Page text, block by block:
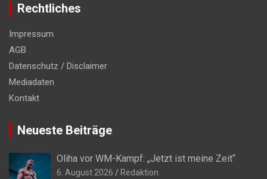
Rechtliches
Impressum
AGB
Datenschutz / Disclaimer
Mediadaten
Kontakt
Neueste Beiträge
Oliha vor WM-Kampf: „Jetzt ist meine Zeit“
6. August 2026 Redaktion